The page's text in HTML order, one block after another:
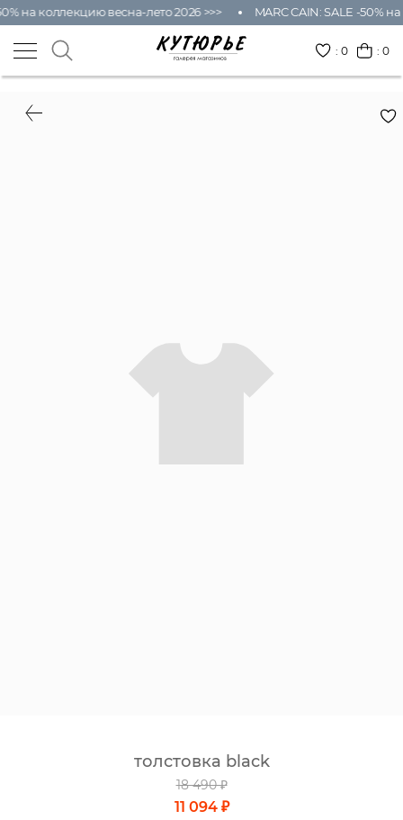
на коллекцию весна-лето 2026 >>> MARC CAIN: SALE -50%
:0 : 0
толстовка black
18 490 ₽
11 094 ₽